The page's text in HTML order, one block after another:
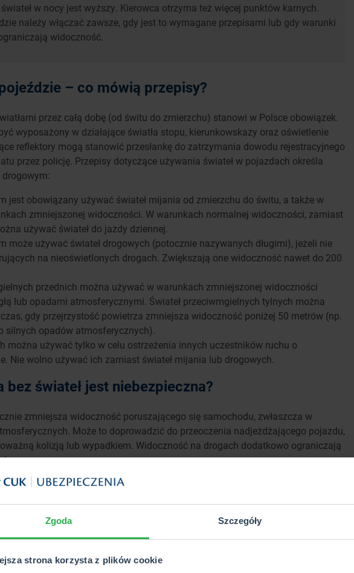
Zgoda Szczegóły
strona korzysta z plików cookie
w nocy jest wyższy. Kierowca otrzyma też więcej punktów karnych.
należy włączać zawsze, gdy jest to wymagane przepisami lub gdy warunki
widoczność.
– co mówią przepisy?
przez całą dobę (od świtu do zmierzchu) stanowi w Polsce obowiązek.
wyposażony w działające światła stopu, kierunkowskazy oraz oświetlenie
reflektory mogą stanowić przesłankę do zatrzymania dowodu rejestracyjnego
przez policję. Przepisy dotyczące używania świateł w pojazdach określa
jest obowiązany używać świateł mijania od zmierzchu do świtu, a także w
zmniejszonej widoczności. W warunkach normalnej widoczności, zamiast
używać świateł do jazdy dziennej.
może używać świateł drogowych (potocznie nazywanych długimi), jeżeli nie
na nieoświetlonych drogach. Zwiększają one widoczność nawet do 200
przednich można używać w warunkach zmniejszonej widoczności
lub opadami atmosferycznymi. Świateł przeciwmgielnych tylnych można
gdy przejrzystość powietrza zmniejsza widoczność poniżej 50 metrów (np.
silnych opadów atmosferycznych).
można używać tylko w celu ostrzeżenia innych uczestników ruchu o
Nie wolno używać ich zamiast świateł mijania lub drogowych.
bez świateł jest niebezpieczna?
zmniejsza widoczność poruszającego się samochodu, zwłaszcza w
Może to doprowadzić do przeoczenia nadjeżdżającego pojazdu,
kolizją lub wypadkiem. Widoczność na drogach dodatkowo ograniczają
i nieodpowiedzialna jest jazda bez świateł w nocy.
przez kierowcę, ale także sprawia, że auto jest niemal niewidzialne dla innych
pieszych. Skutkiem takiej jazdy może być wypadnięcie z drogi,
czy potrącenie pieszego. Już sam brak jednego z reflektorów może
utrudnia bowiem rozpoznanie kategorii i wielkości nadjeżdżającego pojazdu.
czy kierunkowskaz również mogą przyczynić się do sporych problemów na